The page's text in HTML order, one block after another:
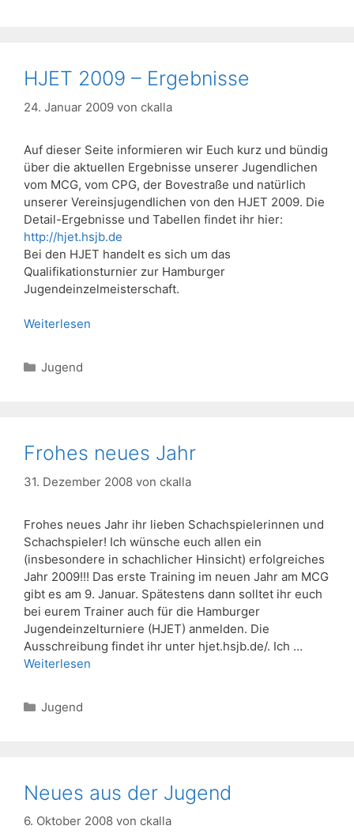
HJET 2009 – Ergebnisse
24. Januar 2009 von ckalla
Auf dieser Seite informieren wir Euch kurz und bündig
über die aktuellen Ergebnisse unserer Jugendlichen
vom MCG, vom CPG, der Bovestraße und natürlich
unserer Vereinsjugendlichen von den HJET 2009. Die
Detail-Ergebnisse und Tabellen findet ihr hier:
http://hjet.hsjb.de
Bei den HJET handelt es sich um das
Qualifikationsturnier zur Hamburger
Jugendeinzelmeisterschaft.
Weiterlesen
Kategorien
Jugend
Frohes neues Jahr
31. Dezember 2008 von ckalla
Frohes neues Jahr ihr lieben Schachspielerinnen und
Schachspieler! Ich wünsche euch allen ein
(insbesondere in schachlicher Hinsicht) erfolgreiches
Jahr 2009!!! Das erste Training im neuen Jahr am MCG
gibt es am 9. Januar. Spätestens dann solltet ihr euch
bei eurem Trainer auch für die Hamburger
Jugendeinzelturniere (HJET) anmelden. Die
Ausschreibung findet ihr unter hjet.hsjb.de/. Ich …
Weiterlesen
Kategorien
Jugend
Neues aus der Jugend
6. Oktober 2008 von ckalla